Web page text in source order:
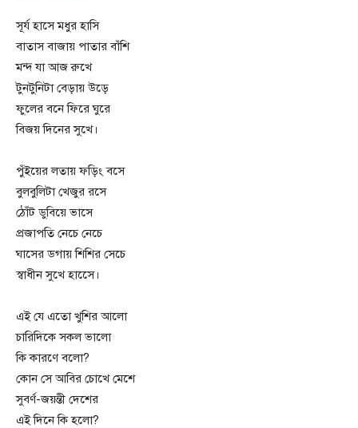
সূর্য হাসে মধুর হাসি
বাতাস বাজায় পাতার বাঁশি
মন্দ যা আজ রুখে
টুনটুনিটা বেড়ায় উড়ে
ফুলের বনে ফিরে ঘুরে
বিজয় দিনের সুখে।
পুঁইয়ের লতায় ফড়িং বসে
বুলবুলিটা খেজুর রসে
ঠোঁট ডুবিয়ে ভাসে
প্রজাপতি নেচে নেচে
ঘাসের ডগায় শিশির সেচে
স্বাধীন সুখে হাসেে।
এই যে এতো খুশির আলো
চারিদিকে সকল ভালো
কি কারণে বলো?
কোন সে আবির চোখে মেশে
সুবর্ণ-জয়ন্তী দেশের
এই দিনে কি হলো?